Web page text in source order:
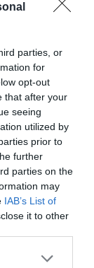
parties, or
for
opt-out
that after your
seeing
utilized by
prior to
further
parties on the
may
IAB’s List of
it to other